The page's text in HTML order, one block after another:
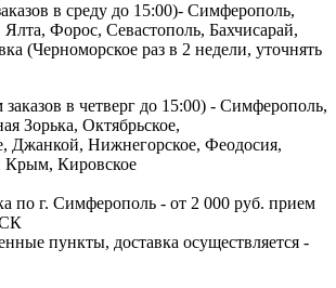
в среду до 15:00)- Симферополь,
Форос, Севастополь, Бахчисарай,
(Черноморское раз в 2 недели, уточнять
в четверг до 15:00) - Симферополь,
Зорька, Октябрьское,
Джанкой, Нижнегорское, Феодосия,
Крым, Кировское
по г. Симферополь - от 2 000 руб. прием
пункты, доставка осуществляется -